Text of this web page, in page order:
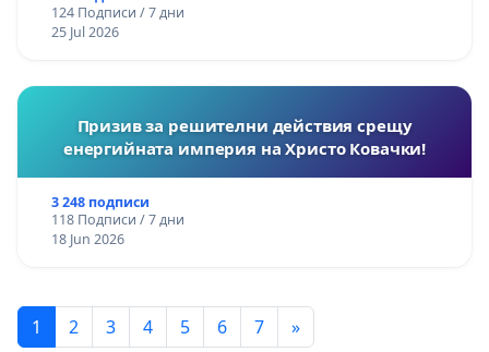
124 Подписи / 7 дни
25 Jul 2026
Призив за решителни действия срещу
енергийната империя на Христо Ковачки!
3 248 подписи
118 Подписи / 7 дни
18 Jun 2026
1 2 3 4 5 6 7 »